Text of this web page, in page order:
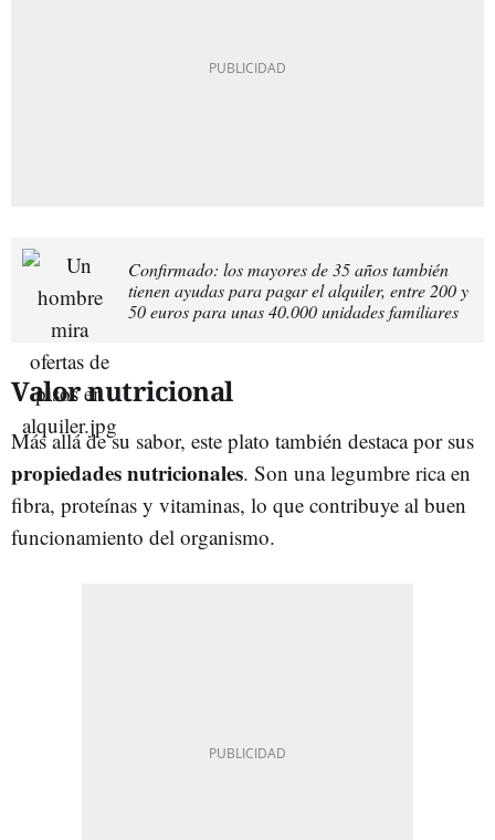
Confirmado: los mayores de 35 años también
tienen ayudas para pagar el alquiler, entre 200 y
50 euros para unas 40.000 unidades familiares
Valor nutricional
Más allá de su sabor, este plato también destaca por sus
propiedades nutricionales. Son una legumbre rica en
fibra, proteínas y vitaminas, lo que contribuye al buen
funcionamiento del organismo.